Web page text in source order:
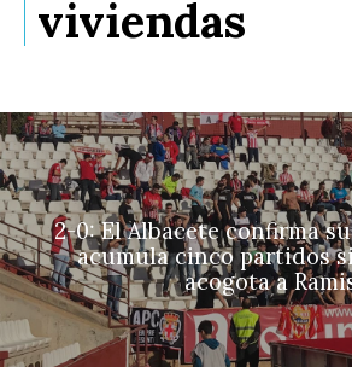
viviendas
2-0: El Albacete confirma
acumula cinco partidos
acogota a